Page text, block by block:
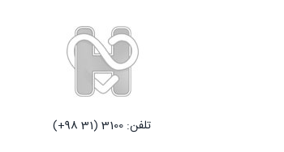
تلفن: 3100 (31 98+)